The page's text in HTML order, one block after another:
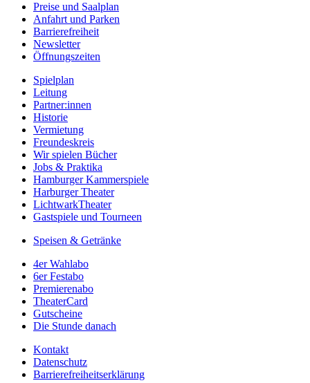
Preise und Saalplan
Anfahrt und Parken
Barrierefreiheit
Newsletter
Öffnungszeiten
Spielplan
Leitung
Partner:innen
Historie
Vermietung
Freundeskreis
Wir spielen Bücher
Jobs & Praktika
Hamburger Kammerspiele
Harburger Theater
LichtwarkTheater
Gastspiele und Tourneen
Speisen & Getränke
4er Wahlabo
6er Festabo
Premierenabo
TheaterCard
Gutscheine
Die Stunde danach
Kontakt
Datenschutz
Barrierefreiheitserklärung